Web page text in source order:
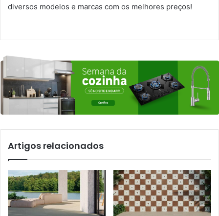
diversos modelos e marcas com os melhores preços!
Artigos relacionados